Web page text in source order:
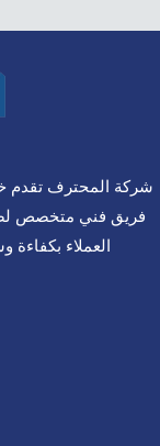
شركة المحترف تقدم
فريق فني متخصص
العملاء